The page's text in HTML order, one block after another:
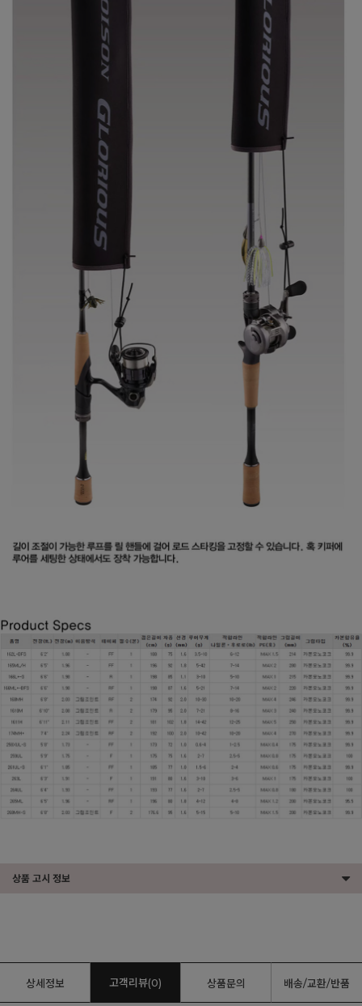
상품 고시 정보
상세정보 고객리뷰(0) 상품문의 배송/교환/반품